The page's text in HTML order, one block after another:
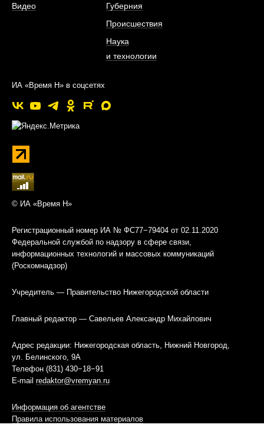
Видео
Губерния
Происшествия
Наука
и технологии
ИА «Время Н» в соцсетях
© ИА «Время Н»
Регистрационный номер ИА № ФС77−79404 от 02.11.2020
Федеральной службой по надзору в сфере связи,
информационных технологий и массовых коммуникаций
(Роскомнадзор)
Учредитель — Правительство Нижегородской области
Главный редактор — Савельев Александр Михайлович
Адрес редакции: Нижегородская область, Нижний Новгород,
ул. Белинского, 9А
Телефон (831) 430−18−91
E-mail redaktor@vremyan.ru
Информация об агентстве
Правила использования материалов